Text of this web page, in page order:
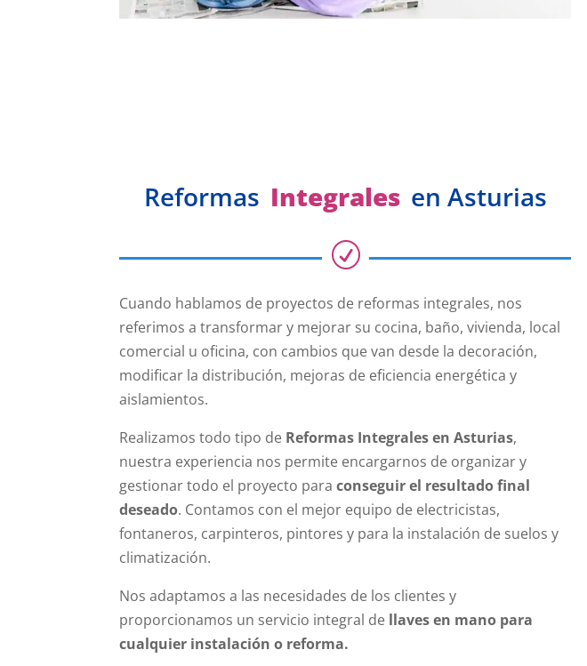
Reformas Integrales en Asturias
R
Cuando hablamos de proyectos de reformas integrales, nos
referimos a transformar y mejorar su cocina, baño, vivienda, local
comercial u oficina, con cambios que van desde la decoración,
modificar la distribución, mejoras de eficiencia energética y
aislamientos.
Realizamos todo tipo de Reformas Integrales en Asturias,
nuestra experiencia nos permite encargarnos de organizar y
gestionar todo el proyecto paraconseguir el resultado final
deseado. Contamos con el mejor equipo de electricistas,
fontaneros, carpinteros, pintores y para la instalación de suelos y
climatización.
Nos adaptamos a las necesidades de los clientes y
proporcionamos un servicio integral de llaves en mano para
cualquier instalación o reforma.